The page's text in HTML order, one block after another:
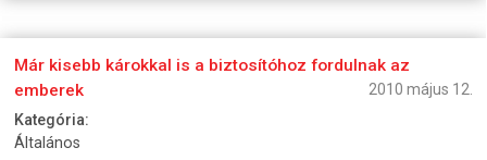
Már kisebb károkkal is a biztosítóhoz fordulnak az
emberek
2010 május 12.
Kategória:
Általános